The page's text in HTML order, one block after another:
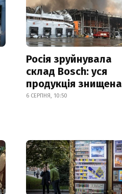
Росія зруйнувала
склад Bosch: уся
продукція знищена
6 СЕРПНЯ, 10:50